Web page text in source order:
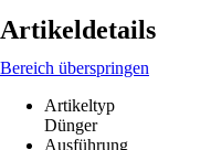
Artikeldetails
Bereich überspringen
Artikeltyp
Dünger
Ausführung